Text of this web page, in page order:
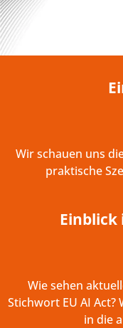
Wir schauen uns
praktische
Einblick
Wie sehen
Stichwort EU AI
in die